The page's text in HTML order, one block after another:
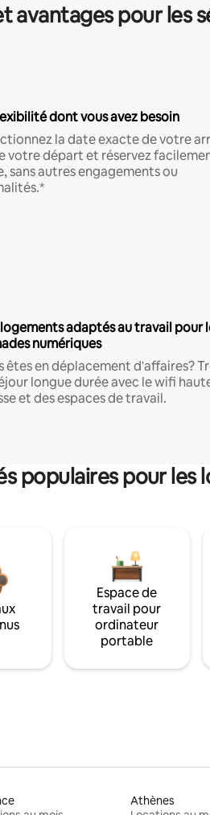
avantages pour les
dont vous avez besoin
la date exacte de votre
votre départ et réservez
sans autres engagements ou
adaptés au travail pour
numériques
êtes en déplacement d'affaires?
longue durée avec le wifi
et des espaces de travail.
populaires pour les
Espace de
travail pour
ordinateur
portable
Athènes